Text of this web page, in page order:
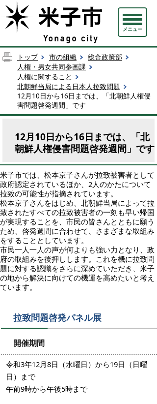
メニュー
トップ 市の組織
総合政策部
人権・男女共同参画課
人権に関すること
北朝鮮当局による日本人拉致問題
12月10日から16日までは、「北朝鮮人権侵
害問題啓発週間」です
12月10日から16日までは、「北
朝鮮人権侵害問題啓発週間」です
米子市では、松本京子さんが拉致被害者として
政府認定されているほか、2人のかたについて
拉致の可能性が指摘されています。
松本京子さんをはじめ、北朝鮮当局によって拉
致されたすべての拉致被害者の一刻も早い帰国
が実現することを、市民の皆さんとともに願う
ため、啓発週間に合わせて、さまざまな取組み
をすることとしています。
市民一人一人の声が何よりも強い力となり、政
府の取組みを後押しします。これを機に拉致問
題に対する認識をさらに深めていただき、米子
の地から解決に向けての機運を高めたいと考え
ています。
拉致問題啓発パネル展
開催期間
令和3年12月8日（水曜日）から19日（日曜
日）まで
午前9時から午後5時まで